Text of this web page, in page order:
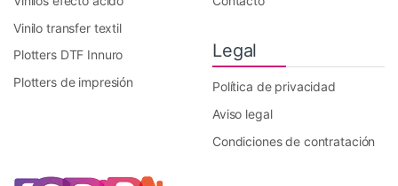
Vinilo transfer textil
Plotters DTF Innuro
Plotters de impresión
Legal
Política de privacidad
Aviso legal
Condiciones de contratación